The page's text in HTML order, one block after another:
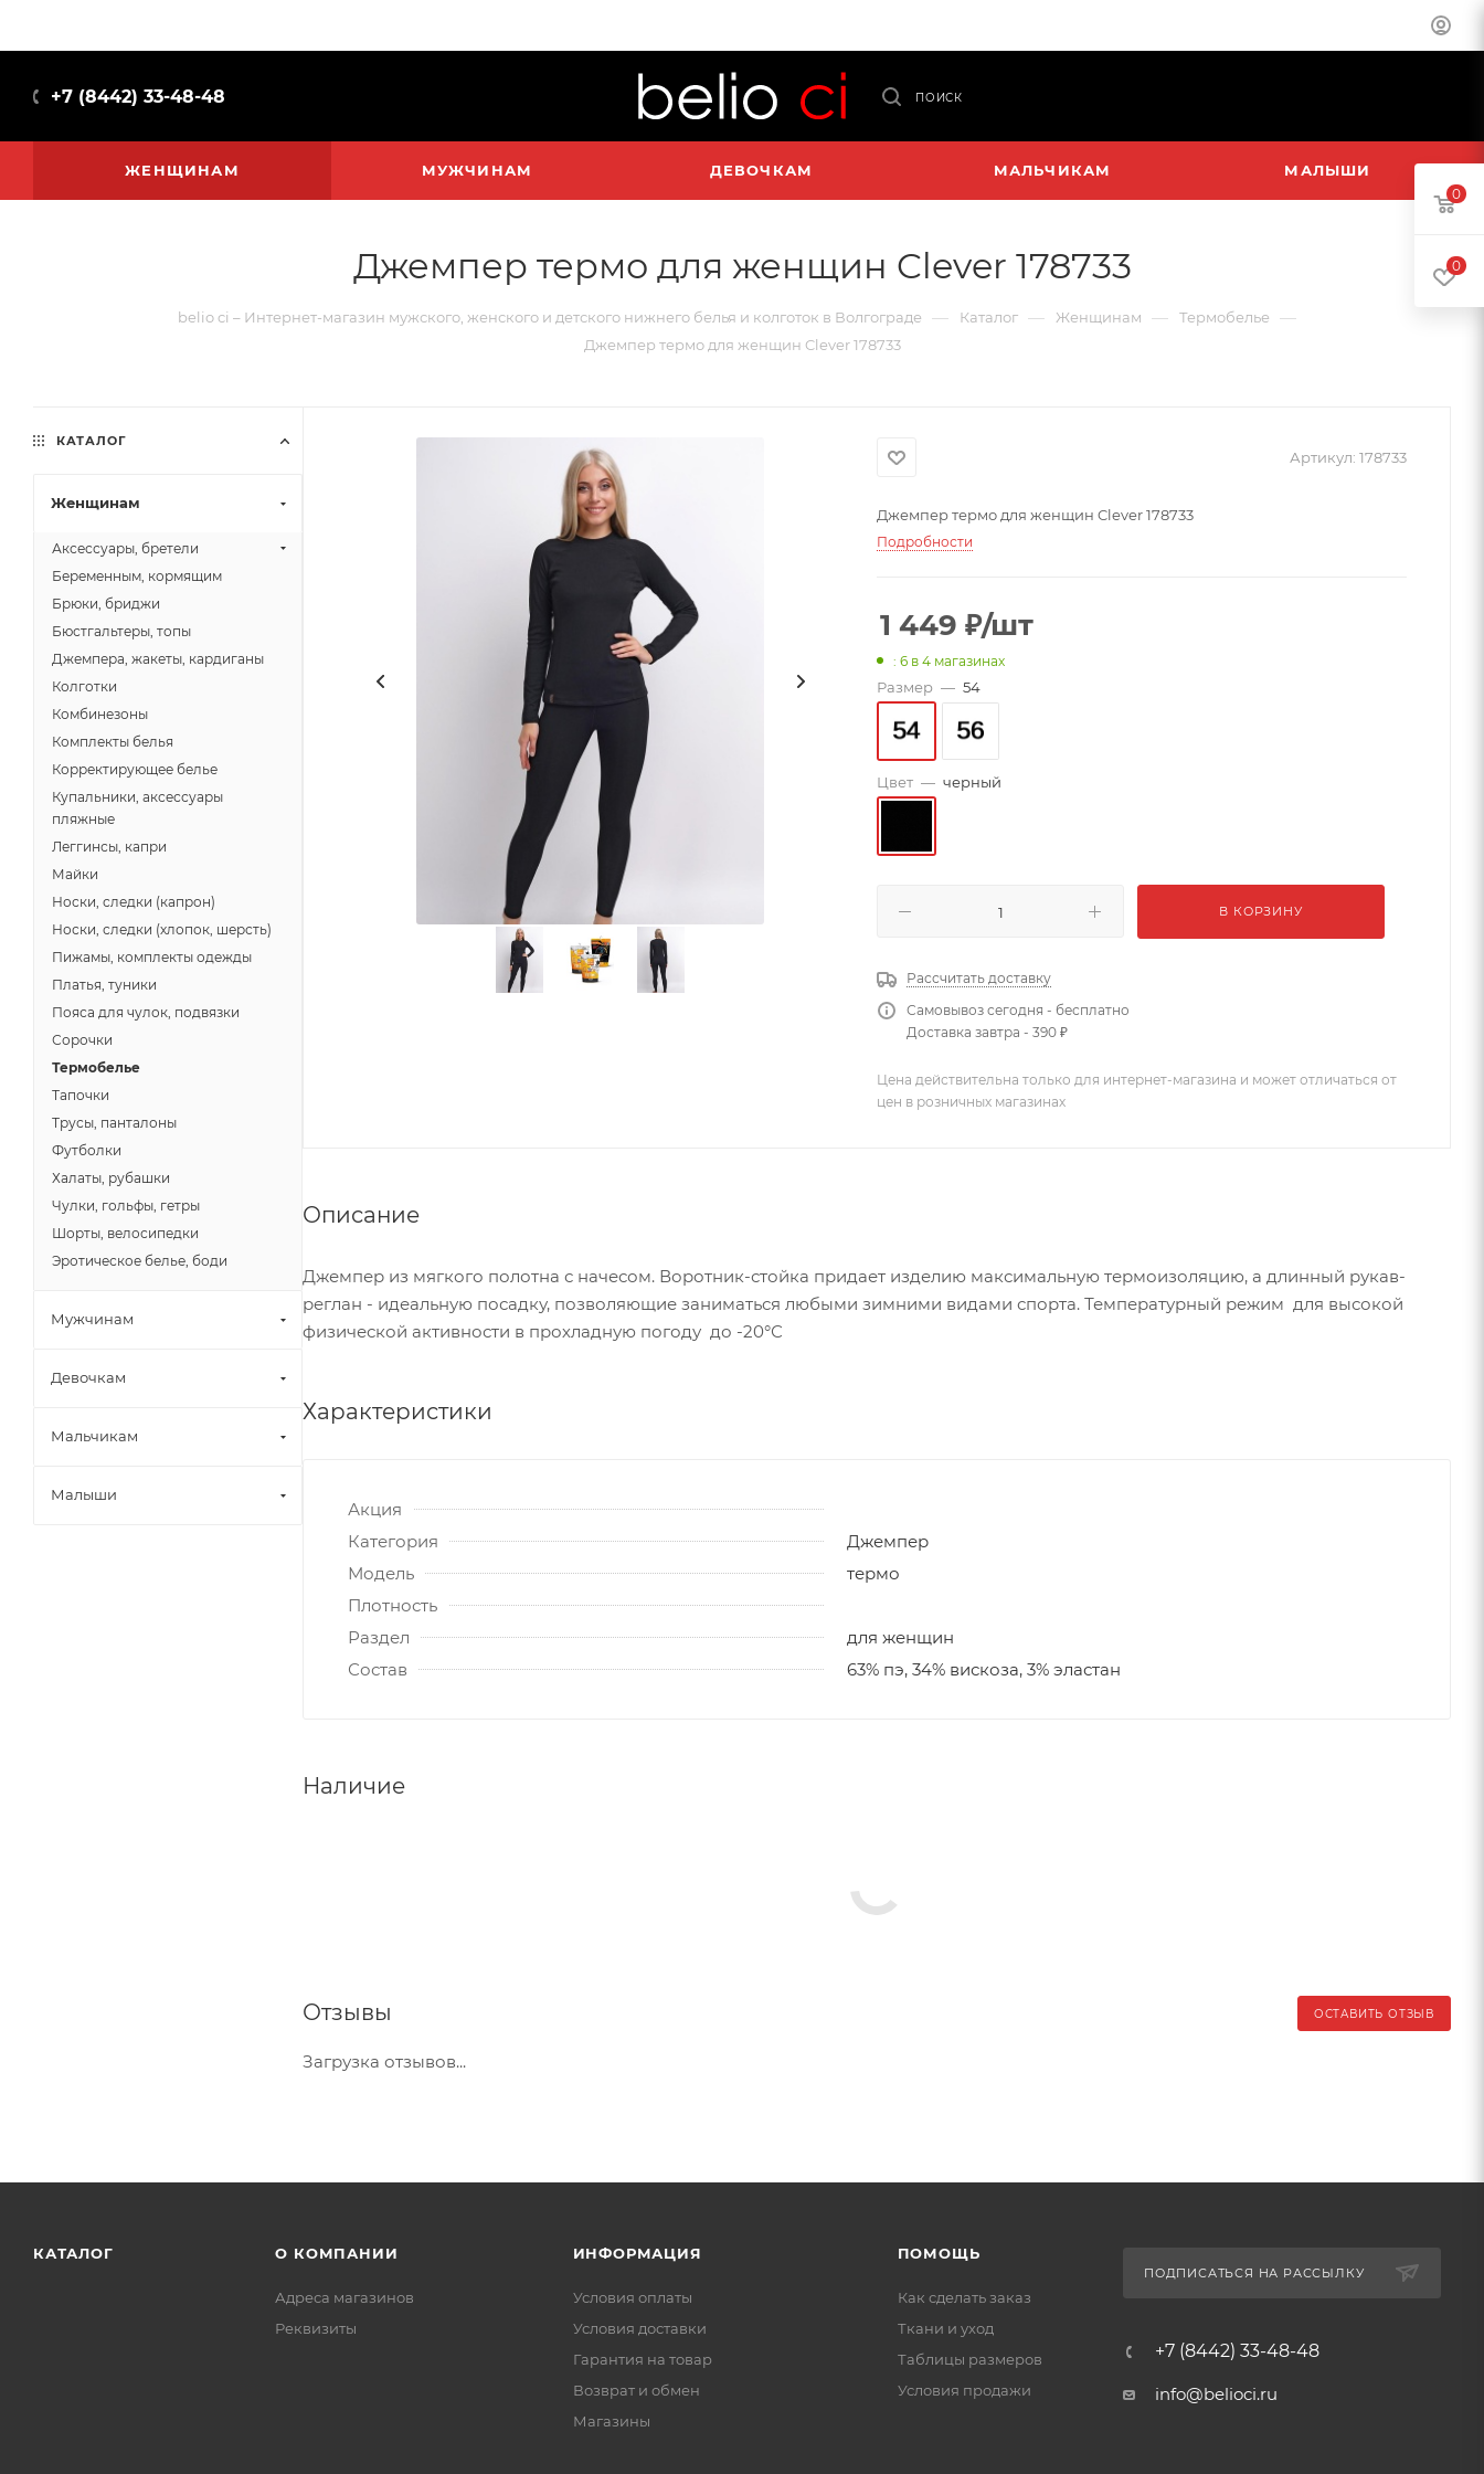
+7 (8442) 33-48-48 ПОИСК
ЖЕНЩИНАМ МУЖЧИНАМ ДЕВОЧКАМ МАЛЬЧИКАМ МАЛЫШИ
Джемпер термо для женщин Clever 178733
belio ci – Интернет-магазин мужского, женского и детского нижнего белья и колготок в Волгограде — Каталог — Женщинам — Термобелье —
Джемпер термо для женщин Clever 178733
Артикул: 178733
Джемпер термо для женщин Clever 178733
Подробности
1 449 ₽/шт
: 6 в 4 магазинах
Размер — 54
Цвет — черный
В КОРЗИНУ
Рассчитать доставку
Самовывоз сегодня - бесплатно
Доставка завтра - 390 ₽
Цена действительна только для интернет-магазина и может отличаться от
цен в розничных магазинах
Описание
Джемпер из мягкого полотна с начесом. Воротник-стойка придает изделию максимальную термоизоляцию, а длинный рукав-
реглан - идеальную посадку, позволяющие заниматься любыми зимними видами спорта. Температурный режим для высокой
физической активности в прохладную погоду до -20°С
Характеристики
Акция
Категория
Джемпер
Модель
термо
Плотность
Раздел
для женщин
Состав
63% пэ, 34% вискоза, 3% эластан
Наличие
Отзывы ОСТАВИТЬ ОТЗЫВ
Загрузка отзывов...
КАТАЛОГ
Женщинам
Аксессуары, бретели
Беременным, кормящим
Брюки, бриджи
Бюстгальтеры, топы
Джемпера, жакеты, кардиганы
Колготки
Комбинезоны
Комплекты белья
Корректирующее белье
Купальники, аксессуары
пляжные
Леггинсы, капри
Майки
Носки, следки (капрон)
Носки, следки (хлопок, шерсть)
Пижамы, комплекты одежды
Платья, туники
Пояса для чулок, подвязки
Сорочки
Термобелье
Тапочки
Трусы, панталоны
Футболки
Халаты, рубашки
Чулки, гольфы, гетры
Шорты, велосипедки
Эротическое белье, боди
Мужчинам
Девочкам
Мальчикам
Малыши
КАТАЛОГ О КОМПАНИИ
Адреса магазинов
Реквизиты
ИНФОРМАЦИЯ
Условия оплаты
Условия доставки
Гарантия на товар
Возврат и обмен
Магазины
ПОМОЩЬ
Как сделать заказ
Ткани и уход
Таблицы размеров
Условия продажи
ПОДПИСАТЬСЯ НА РАССЫЛКУ
+7 (8442) 33-48-48
info@belioci.ru
0
0